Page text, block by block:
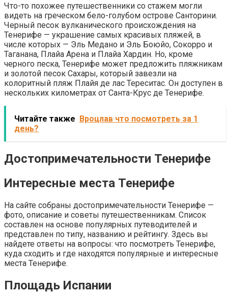
Что-то похожее путешественники со стажем могли
видеть на греческом бело-голубом острове Санторини.
Черный песок вулканического происхождения на
Тенерифе — украшение самых красивых пляжей, в
числе которых — Эль Медано и Эль Боюйо, Сокорро и
Таганана, Плайа Арена и Плайа Хардин. Но, кроме
черного песка, Тенерифе может предложить пляжникам
и золотой песок Сахары, который завезли на
колоритный пляж Плайя де лас Тереситас. Он доступен в
нескольких километрах от Санта-Крус де Тенерифе.
Читайте также Вроцлав что посмотреть за 1
день?
Достопримечательности Тенерифе
Интересные места Тенерифе
На сайте собраны достопримечательности Тенерифе —
фото, описание и советы путешественникам. Список
составлен на основе популярных путеводителей и
представлен по типу, названию и рейтингу. Здесь вы
найдете ответы на вопросы: что посмотреть Тенерифе,
куда сходить и где находятся популярные и интересные
места Тенерифе.
Площадь Испании